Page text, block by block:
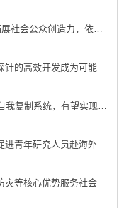
社会公众创造力，依托
针的高效开发成为可能
我复制系统，有望实现携
进青年研究人员赴海外开
灾等核心优势服务社会